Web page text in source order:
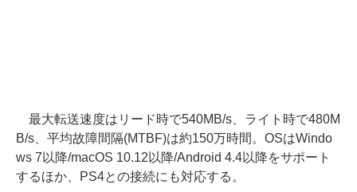
最大転送速度はリード時で540MB/s、ライト時で480M
B/s、平均故障間隔(MTBF)は約150万時間。OSはWindo
ws 7以降/macOS 10.12以降/Android 4.4以降をサポート
するほか、PS4との接続にも対応する。